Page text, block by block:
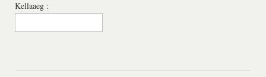
Kellaaeg :